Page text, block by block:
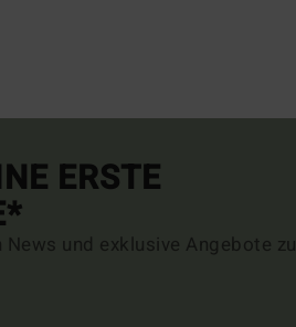
ERSTE
und exklusive Angebote zu